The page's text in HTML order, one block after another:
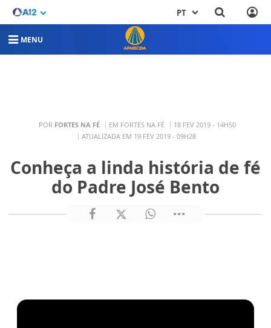
PT
MENU
POR FORTES NA FÉ EM FORTES NA FÉ
18 FEV 2019 - 14H50
ATUALIZADA EM 19 FEV 2019 - 09H28
Conheça a linda história de fé
do Padre José Bento